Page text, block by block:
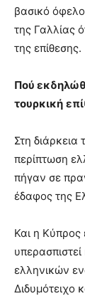
βασικό
της Γαλλίας
της επίθεσης.
Πού
τουρκική
Στη
περίπτωση
πήγαν σε
έδαφος της
Και η Κύπρος
ελληνικών
Διδυμότειχο